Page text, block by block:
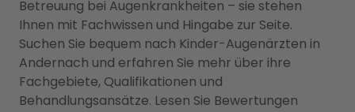
Betreuung bei Augenkrankheiten – sie stehen
Ihnen mit Fachwissen und Hingabe zur Seite.
Suchen Sie bequem nach Kinder-Augenärzten in
Andernach und erfahren Sie mehr über ihre
Fachgebiete, Qualifikationen und
Behandlungsansätze. Lesen Sie Bewertungen